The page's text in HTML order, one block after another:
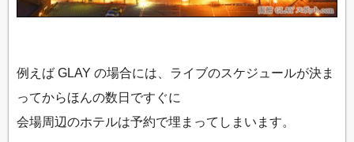
例えば GLAY の場合には、ライブのスケジュールが決ま
ってからほんの数日ですぐに
会場周辺のホテルは予約で埋まってしまいます。